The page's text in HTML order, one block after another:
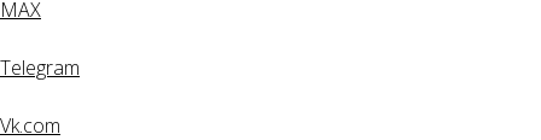
MAX
Telegram
Vk.com